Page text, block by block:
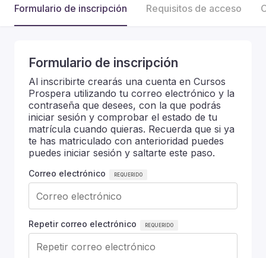
Formulario de inscripción Requisitos de acceso
Formulario de inscripción
Al inscribirte crearás una cuenta en Cursos
Prospera utilizando tu correo electrónico y la
contraseña que desees, con la que podrás
iniciar sesión y comprobar el estado de tu
matrícula cuando quieras. Recuerda que si ya
te has matriculado con anterioridad puedes
puedes iniciar sesión y saltarte este paso.
Correo electrónico
Repetir correo electrónico